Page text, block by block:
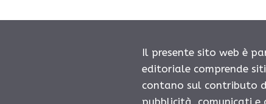
Il presente sito web è
editoriale comprende
contano sul contributo
pubblicità, comunicati